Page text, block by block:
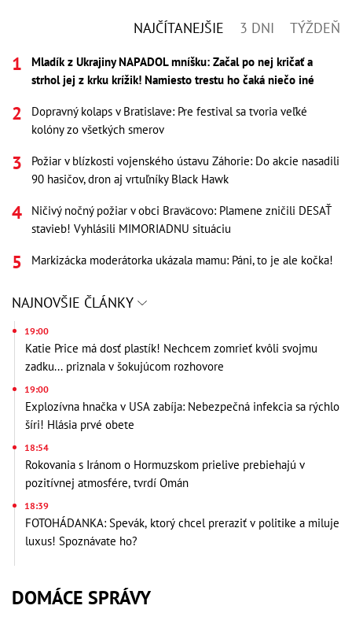
NAJČÍTANEJŠIE 3 DNI TÝŽDEŇ
Mladík z Ukrajiny NAPADOL mníšku: Začal po nej kričať a
strhol jej z krku krížik! Namiesto trestu ho čaká niečo iné
Dopravný kolaps v Bratislave: Pre festival sa tvoria veľké
kolóny zo všetkých smerov
Požiar v blízkosti vojenského ústavu Záhorie: Do akcie nasadili
90 hasičov, dron aj vrtuľníky Black Hawk
Ničivý nočný požiar v obci Braväcovo: Plamene zničili DESAŤ
stavieb! Vyhlásili MIMORIADNU situáciu
Markizácka moderátorka ukázala mamu: Páni, to je ale kočka!
NAJNOVŠIE ČLÁNKY
19:00
Katie Price má dosť plastík! Nechcem zomrieť kvôli svojmu
zadku... priznala v šokujúcom rozhovore
19:00
Explozívna hnačka v USA zabíja: Nebezpečná infekcia sa rýchlo
šíri! Hlásia prvé obete
18:54
Rokovania s Iránom o Hormuzskom prielive prebiehajú v
pozitívnej atmosfére, tvrdí Omán
18:39
FOTOHÁDANKA: Spevák, ktorý chcel preraziť v politike a miluje
luxus! Spoznávate ho?
DOMÁCE SPRÁVY